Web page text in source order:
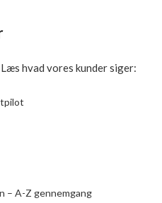
hvad vores kunder siger:
– A-Z gennemgang